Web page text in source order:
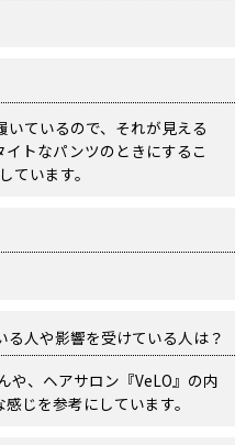
ているので、それが見える
トなパンツのときにするこ
ています。
る人や影響を受けている人は？
や、ヘアサロン『VeLO』の内
じを参考にしています。